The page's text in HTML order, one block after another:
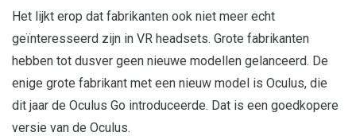
Het lijkt erop dat fabrikanten ook niet meer echt
geïnteresseerd zijn in VR headsets. Grote fabrikanten
hebben tot dusver geen nieuwe modellen gelanceerd. De
enige grote fabrikant met een nieuw model is Oculus, die
dit jaar de Oculus Go introduceerde. Dat is een goedkopere
versie van de Oculus.